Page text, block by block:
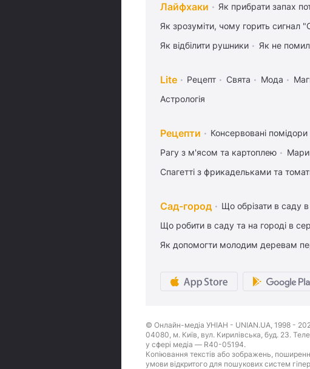
Лайфхаки Як прибрати запах
Як зрозуміти, чому горить сигнал
Як відбілити рушники
Як не
Lite Рецепт Свята Мода
Астрологія
Рецепти Консервовані помідори
Рагу з м'ясом та картоплею
Спагетті з фрикадельками та
Сад-город Що обрізати в саду в
Що робити в саду та на городі в
Як допомогти молодим деревам
© Онлайн-медіа УНІАН - UNIAN.UA, 1998 -
04080, м. Київ, вул. Кирилівська, буд. 23.
у сфері медіа — R40-05194.
Копіювання текстів або зображень,
умови відкритого для пошукових систем